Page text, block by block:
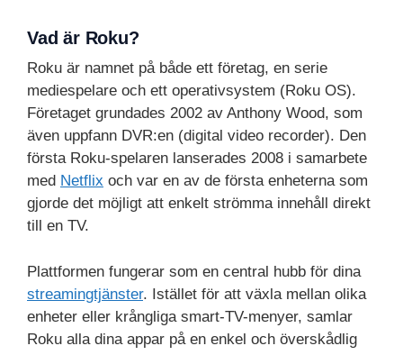
Vad är Roku?
Roku är namnet på både ett företag, en serie
mediespelare och ett operativsystem (Roku OS).
Företaget grundades 2002 av Anthony Wood, som
även uppfann DVR:en (digital video recorder). Den
första Roku-spelaren lanserades 2008 i samarbete
med Netflix och var en av de första enheterna som
gjorde det möjligt att enkelt strömma innehåll direkt
till en TV.
Plattformen fungerar som en central hubb för dina
streamingtjänster. Istället för att växla mellan olika
enheter eller krångliga smart-TV-menyer, samlar
Roku alla dina appar på en enkel och överskådlig